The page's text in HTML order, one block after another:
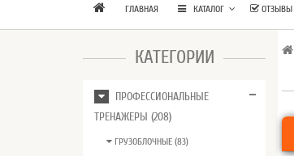
ГЛАВНАЯ КАТАЛОГ ОТЗЫВЫ
КАТЕГОРИИ
ПРОФЕССИОНАЛЬНЫЕ
ТРЕНАЖЕРЫ (208)
ГРУЗОБЛОЧНЫЕ (83)